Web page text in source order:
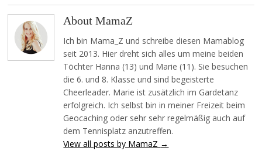
About MamaZ
Ich bin Mama_Z und schreibe diesen Mamablog
seit 2013. Hier dreht sich alles um meine beiden
Töchter Hanna (13) und Marie (11). Sie besuchen
die 6. und 8. Klasse und sind begeisterte
Cheerleader. Marie ist zusätzlich im Gardetanz
erfolgreich. Ich selbst bin in meiner Freizeit beim
Geocaching oder sehr sehr regelmäßig auch auf
dem Tennisplatz anzutreffen.
View all posts by MamaZ →